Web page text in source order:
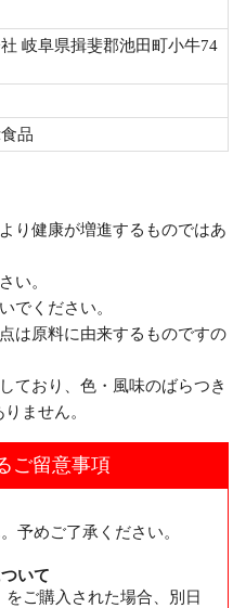
岐阜県揖斐郡池田町小牛74
品
り健康が増進するものではあ
い。
でください。
は原料に由来するものですの
ており、色・風味のばらつき
ません。
ご留意事項
予めご了承ください。
いて
ご購入された場合、別日